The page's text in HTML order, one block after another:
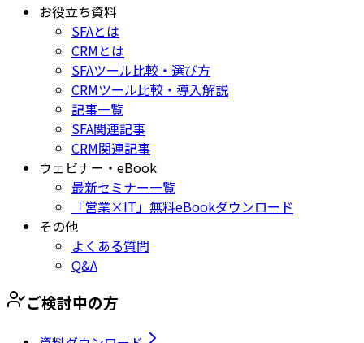
お役立ち資料
SFAとは
CRMとは
SFAツール比較・選び方
CRMツール比較・導入解説
記事一覧
SFA関連記事
CRM関連記事
ウェビナー・eBook
最新セミナー一覧
「営業×IT」無料eBookダウンロード
その他
よくある質問
Q&A
ご検討中の方